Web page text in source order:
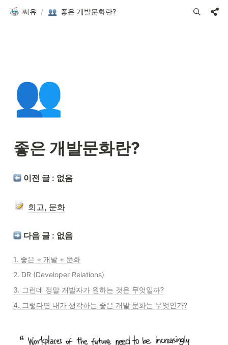
씨유 / 좋은 개발문화란?
👥
좋은 개발문화란?
이전 글 : 없음
회고, 문화
다음 글 : 없음
1. 좋은 + 개발 + 문화
2. DR (Developer Relations)
3. 그런데 정말 개발자가 원하는 것은 무엇일까?
4. 그렇다면 내가 생각하는 좋은 개발 문화는 무엇인가?